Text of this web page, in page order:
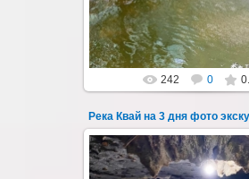
Thai-Online
242 0